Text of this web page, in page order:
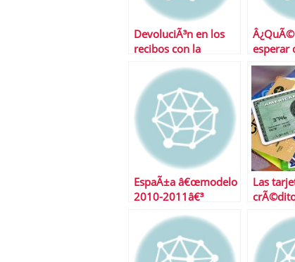
DevoluciÃ³n en los
recibos con la
esperar
semana?
EspaÃ±a â€œmodelo
2010-2011â€³
Las